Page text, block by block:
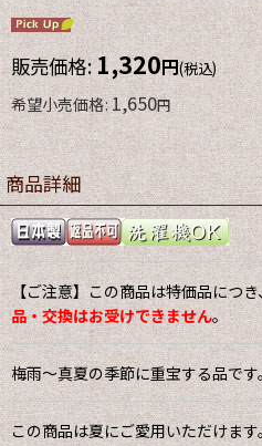
販売価格: 1,320円(税込)
希望小売価格: 1,650円
商品詳細
【ご注意】この商品は特価品につき
品・交換はお受けできません。
梅雨〜真夏の季節に重宝する品です
この商品は夏にご愛用いただけます